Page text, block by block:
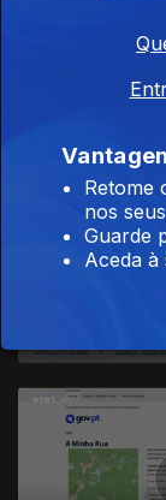
941061
Retome
nos
Guarde
Aceda à